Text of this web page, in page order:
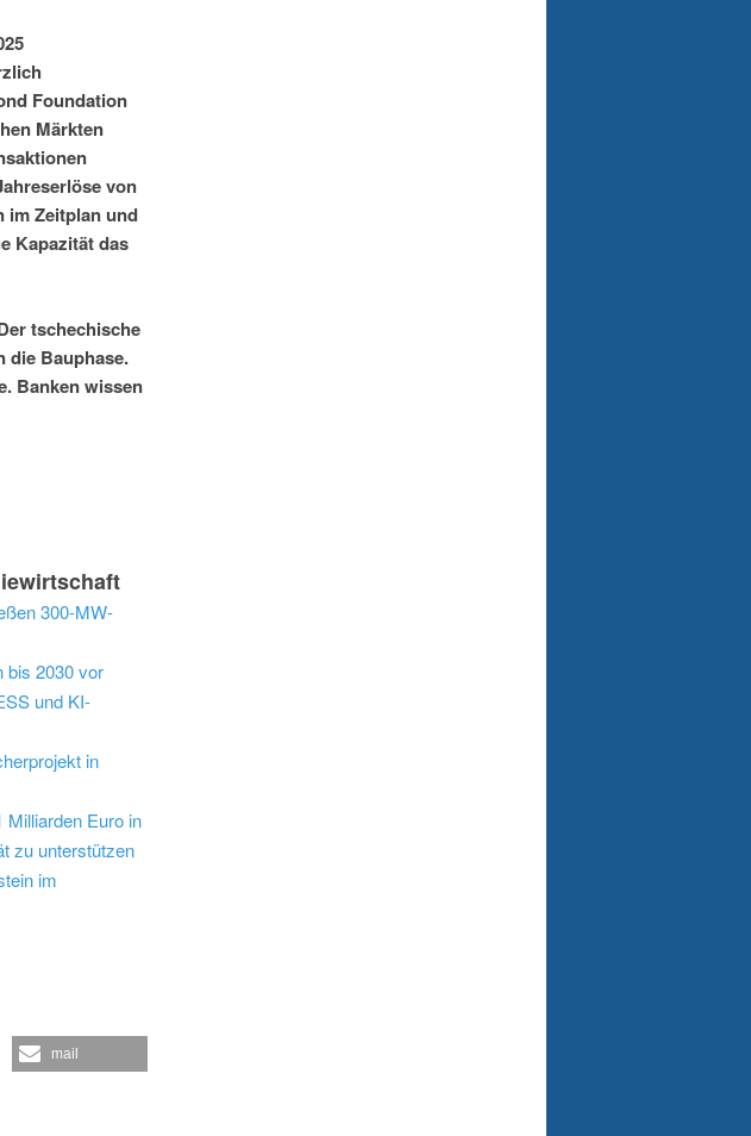
Foundation
Märkten
von
im Zeitplan und
Kapazität das
tschechische
die Bauphase.
Banken wissen
300-MW-
bis 2030 vor
und KI-
in
Euro in
zu unterstützen
im
mail